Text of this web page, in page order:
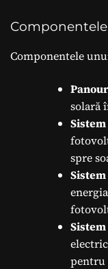
Componentele
solară
spre
pentru